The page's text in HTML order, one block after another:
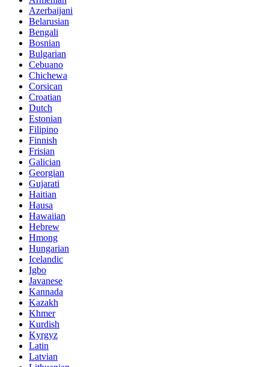
Azerbaijani
Belarusian
Bengali
Bosnian
Bulgarian
Cebuano
Chichewa
Corsican
Croatian
Dutch
Estonian
Filipino
Finnish
Frisian
Galician
Georgian
Gujarati
Haitian
Hausa
Hawaiian
Hebrew
Hmong
Hungarian
Icelandic
Igbo
Javanese
Kannada
Kazakh
Khmer
Kurdish
Kyrgyz
Latin
Latvian